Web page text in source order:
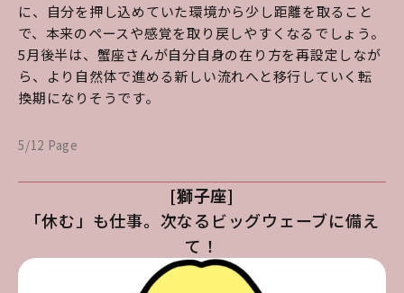
に、自分を押し込めていた環境から少し距離を取ること
で、本来のペースや感覚を取り戻しやすくなるでしょう。
5月後半は、蟹座さんが自分自身の在り方を再設定しなが
ら、より自然体で進める新しい流れへと移行していく転
換期になりそうです。
5/12 Page
[獅子座]
「休む」も仕事。次なるビッグウェーブに備え
て！